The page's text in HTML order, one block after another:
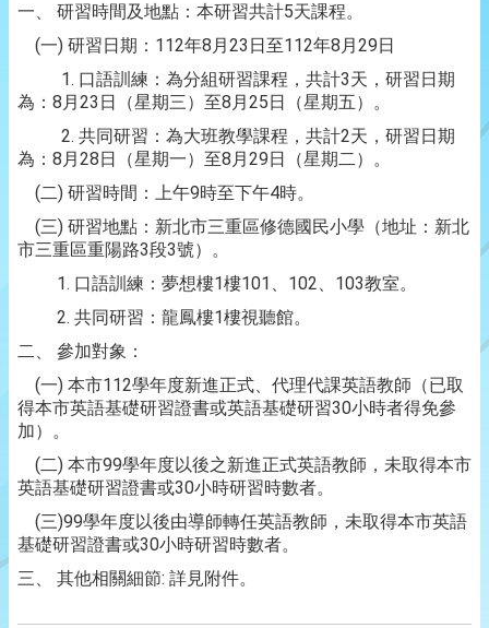
一、 研習時間及地點：本研習共計5天課程。
(一) 研習日期：112年8月23日至112年8月29日
1. 口語訓練：為分組研習課程，共計3天，研習日期
為：8月23日（星期三）至8月25日（星期五）。
2. 共同研習：為大班教學課程，共計2天，研習日期
為：8月28日（星期一）至8月29日（星期二）。
(二) 研習時間：上午9時至下午4時。
(三) 研習地點：新北市三重區修德國民小學（地址：新北
市三重區重陽路3段3號）。
1. 口語訓練：夢想樓1樓101、102、103教室。
2. 共同研習：龍鳳樓1樓視聽館。
二、 參加對象：
(一) 本市112學年度新進正式、代理代課英語教師（已取
得本市英語基礎研習證書或英語基礎研習30小時者得免參
加）。
(二) 本市99學年度以後之新進正式英語教師，未取得本市
英語基礎研習證書或30小時研習時數者。
(三)99學年度以後由導師轉任英語教師，未取得本市英語
基礎研習證書或30小時研習時數者。
三、 其他相關細節: 詳見附件。